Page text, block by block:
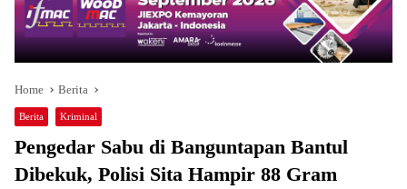
Home Berita
Berita Kriminal
Pengedar Sabu di Banguntapan Bantul
Dibekuk, Polisi Sita Hampir 88 Gram